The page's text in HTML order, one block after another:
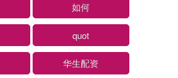
如何
quot
华生配资